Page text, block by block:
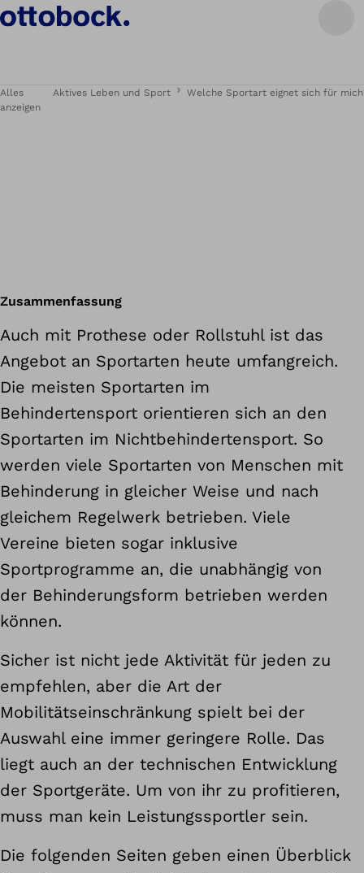
Alles
anzeigen
Aktives Leben und Sport Welche Sportart eignet sich für
Zusammenfassung
Auch mit Prothese oder Rollstuhl ist das
Angebot an Sportarten heute umfangreich.
Die meisten Sportarten im
Behindertensport orientieren sich an den
Sportarten im Nichtbehindertensport. So
werden viele Sportarten von Menschen mit
Behinderung in gleicher Weise und nach
gleichem Regelwerk betrieben. Viele
Vereine bieten sogar inklusive
Sportprogramme an, die unabhängig von
der Behinderungsform betrieben werden
können.
Sicher ist nicht jede Aktivität für jeden zu
empfehlen, aber die Art der
Mobilitätseinschränkung spielt bei der
Auswahl eine immer geringere Rolle. Das
liegt auch an der technischen Entwicklung
der Sportgeräte. Um von ihr zu profitieren,
muss man kein Leistungssportler sein.
Die folgenden Seiten geben einen Überblick